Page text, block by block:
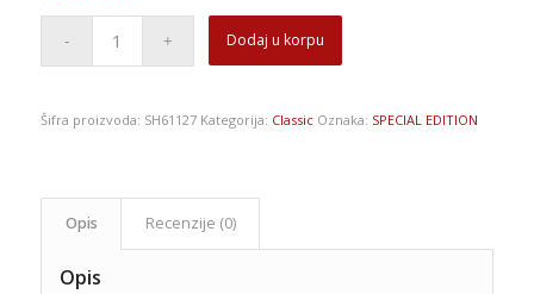
Dodaj u korpu
Šifra proizvoda: SH61127 Kategorija: Classic Oznaka: SPECIAL EDITION
Opis Recenzije (0)
Opis